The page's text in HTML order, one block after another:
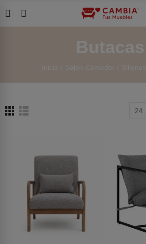
Butacas
Inicio Sálon-Comedor Sillones
24